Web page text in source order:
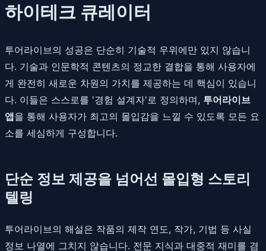
하이테크 큐레이터
투어라이브의 성공은 단순히 기술적 우위에만 있지 않습니
다. 기술과 인문학적 콘텐츠의 정교한 결합을 통해 사용자에
게 완전히 새로운 차원의 가치를 제공하는 데 핵심이 있습니
다. 이들은 스스로를 '경험 설계자'로 정의하며, 투어라이브
앱을 통해 사용자가 최고의 몰입감을 느낄 수 있도록 모든 요
소를 세심하게 구성합니다.
단순 정보 제공을 넘어선 몰입형 스토리
텔링
투어라이브의 해설은 작품의 제작 연도, 작가, 기법 등 사실
정보 나열에 그치지 않습니다. 전문 지식과 대중적 재미를 겸